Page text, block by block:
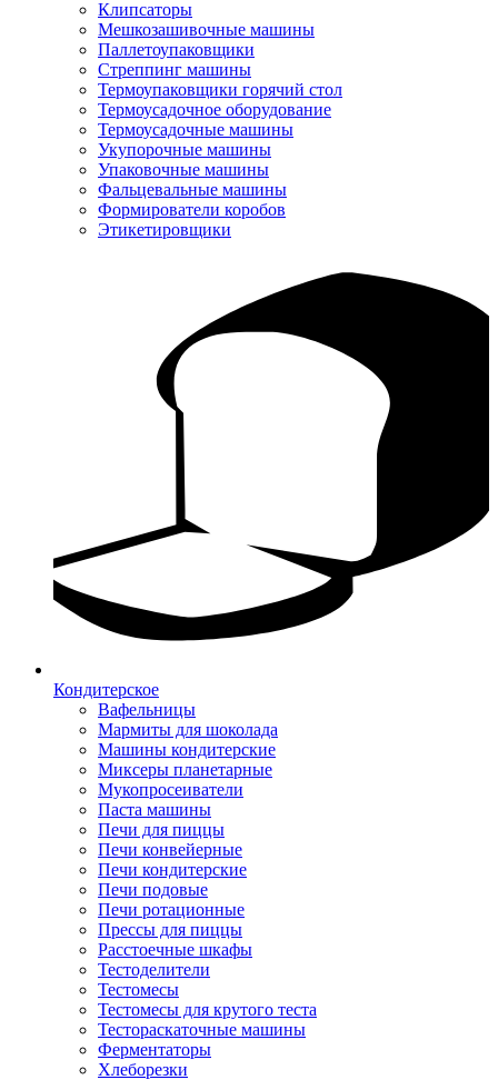
Клипсаторы
Мешкозашивочные машины
Паллетоупаковщики
Стреппинг машины
Термоупаковщики горячий стол
Термоусадочное оборудование
Термоусадочные машины
Укупорочные машины
Упаковочные машины
Фальцевальные машины
Формирователи коробов
Этикетировщики
Кондитерское
Вафельницы
Мармиты для шоколада
Машины кондитерские
Миксеры планетарные
Мукопросеиватели
Паста машины
Печи для пиццы
Печи конвейерные
Печи кондитерские
Печи подовые
Печи ротационные
Прессы для пиццы
Расстоечные шкафы
Тестоделители
Тестомесы
Тестомесы для крутого теста
Тестораскаточные машины
Ферментаторы
Хлеборезки